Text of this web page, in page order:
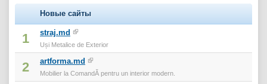
Новые сайты
1 straj.md
Uși Metalice de Exterior
2 artforma.md
Mobilier la ComandĂ pentru un interior modern.